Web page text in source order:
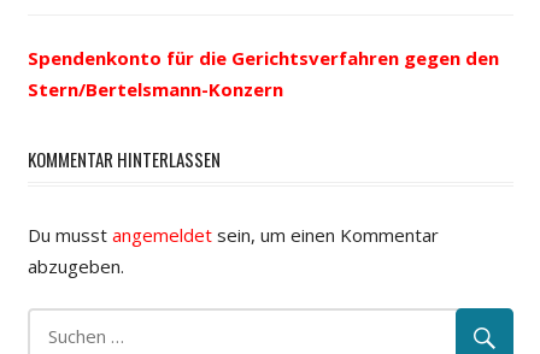
Navigation
Spendenkonto für die Gerichtsverfahren gegen den
Stern/Bertelsmann-Konzern
KOMMENTAR HINTERLASSEN
Du musst angemeldetsein, um einen Kommentar
abzugeben.